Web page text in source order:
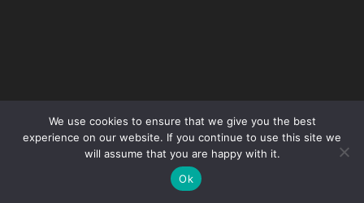
Copyright - WordPress Theme by OceanWP
We use cookies to ensure that we give you the best
experience on our website. If you continue to use this site we
will assume that you are happy with it.
Ok